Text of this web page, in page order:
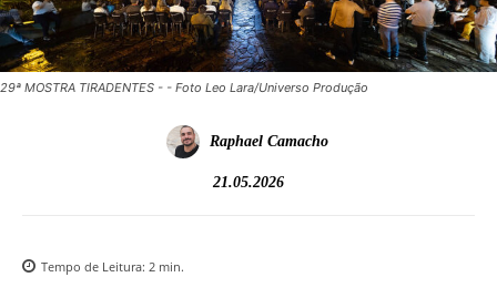
29ª MOSTRA TIRADENTES - - Foto Leo Lara/Universo Produção
Raphael Camacho
21.05.2026
Tempo de Leitura: 2 min.